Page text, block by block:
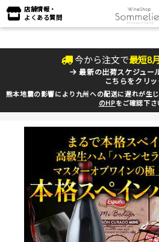
店舗情報・
よくある質問
今から注文で最短8
最新の出荷スケジュー
こちらをクリッ
熊本地震の影響により九州への配送に遅れが生
のHPをご確認下さ